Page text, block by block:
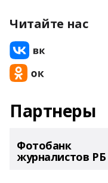
Читайте нас
Партнеры
Фотобанк
журналистов РБ